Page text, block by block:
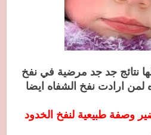
نتائج جد جد مرضية في نفخ
لمن ارادت نفخ الشفاه ايضا
وصفة طبيعية لنفخ الخدود